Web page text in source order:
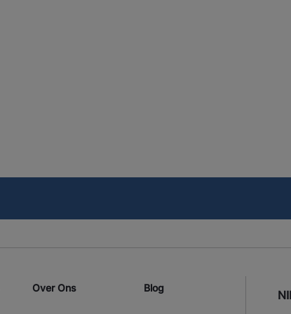
Over Ons Blog